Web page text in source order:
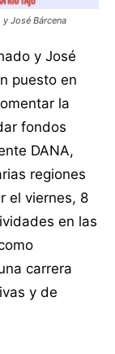
José Bárcena
y José
puesto en
la
fondos
DANA,
regiones
el viernes, 8
en las
carrera
y de